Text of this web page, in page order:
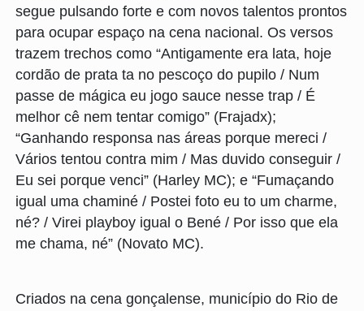
segue pulsando forte e com novos talentos prontos
para ocupar espaço na cena nacional. Os versos
trazem trechos como “Antigamente era lata, hoje
cordão de prata ta no pescoço do pupilo / Num
passe de mágica eu jogo sauce nesse trap / É
melhor cê nem tentar comigo” (Frajadx);
“Ganhando responsa nas áreas porque mereci /
Vários tentou contra mim / Mas duvido conseguir /
Eu sei porque venci” (Harley MC); e “Fumaçando
igual uma chaminé / Postei foto eu to um charme,
né? / Virei playboy igual o Bené / Por isso que ela
me chama, né” (Novato MC).
Criados na cena gonçalense, município do Rio de